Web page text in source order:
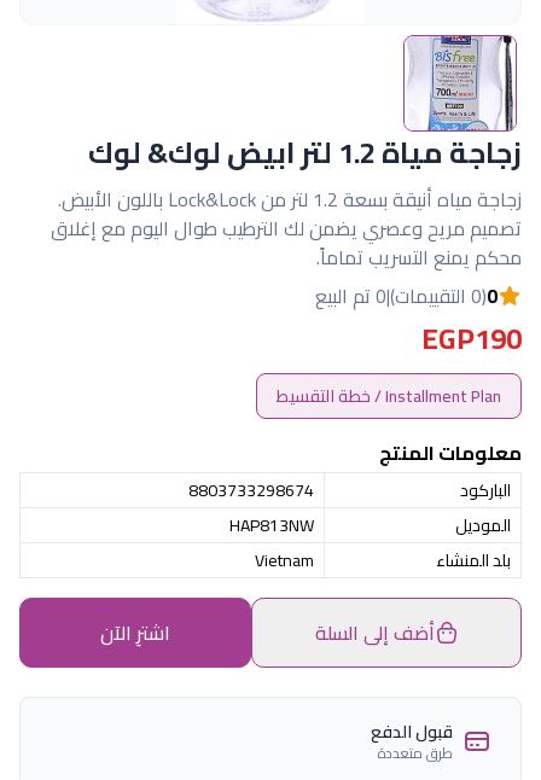
زجاجة مياة 1.2 لتر ابيض لوك& لوك
زجاجة مياه أنيقة بسعة 1.2 لتر من Lock&Lock باللون الأبيض.
تصميم مريح وعصري يضمن لك الترطيب طوال اليوم مع إغلاق
محكم يمنع التسريب تماماً.
0(0 التقييمات) |0 تم البيع
EGP190
Installment Plan / خطة التقسيط
معلومات المنتج
الباركود
8803733298674
الموديل
HAP813NW
بلد المنشاء
Vietnam
أضف إلى السلة اشترِ الآن
قبول الدفع
طرق متعددة